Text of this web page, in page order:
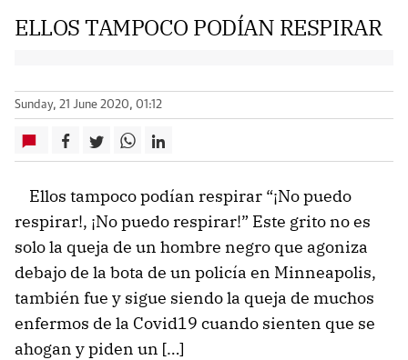
ELLOS TAMPOCO PODÍAN RESPIRAR
Sunday, 21 June 2020, 01:12
Ellos tampoco podían respirar “¡No puedo
respirar!, ¡No puedo respirar!” Este grito no es
solo la queja de un hombre negro que agoniza
debajo de la bota de un policía en Minneapolis,
también fue y sigue siendo la queja de muchos
enfermos de la Covid19 cuando sienten que se
ahogan y piden un […]